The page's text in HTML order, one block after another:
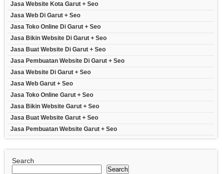
Jasa Website Kota Garut + Seo
Jasa Web Di Garut + Seo
Jasa Toko Online Di Garut + Seo
Jasa Bikin Website Di Garut + Seo
Jasa Buat Website Di Garut + Seo
Jasa Pembuatan Website Di Garut + Seo
Jasa Website Di Garut + Seo
Jasa Web Garut + Seo
Jasa Toko Online Garut + Seo
Jasa Bikin Website Garut + Seo
Jasa Buat Website Garut + Seo
Jasa Pembuatan Website Garut + Seo
Search
Search